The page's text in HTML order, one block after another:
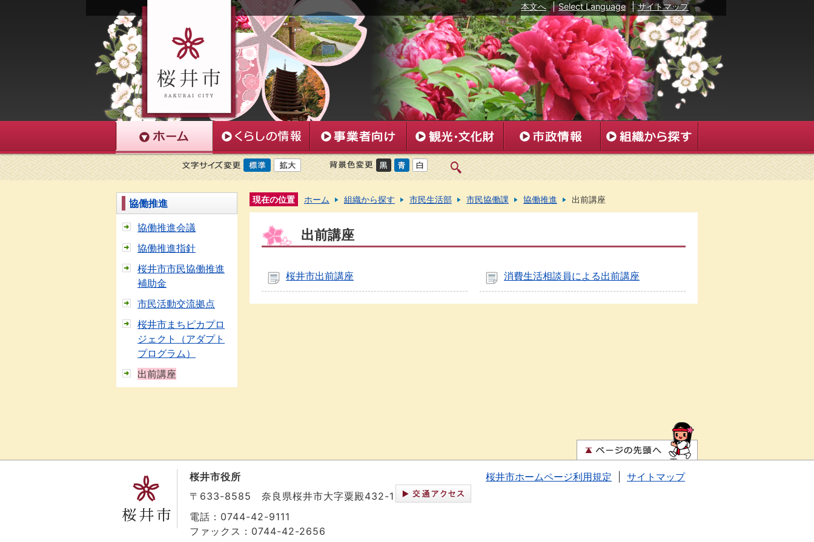
本文へ | Select Language | サイトマップ
協働推進
協働推進会議
協働推進指針
桜井市市民協働推進
補助金
市民活動交流拠点
桜井市まちピカプロ
ジェクト（アダプト
プログラム）
出前講座
現在の位置 ホーム 組織から探す 市民生活部 市民協働課 協働推進 出前講座
出前講座
桜井市出前講座 消費生活相談員による出前講座
桜井市役所
〒633-8585 奈良県桜井市大字粟殿432-1
電話：0744-42-9111
ファックス：0744-42-2656
桜井市ホームページ利用規定 サイトマップ